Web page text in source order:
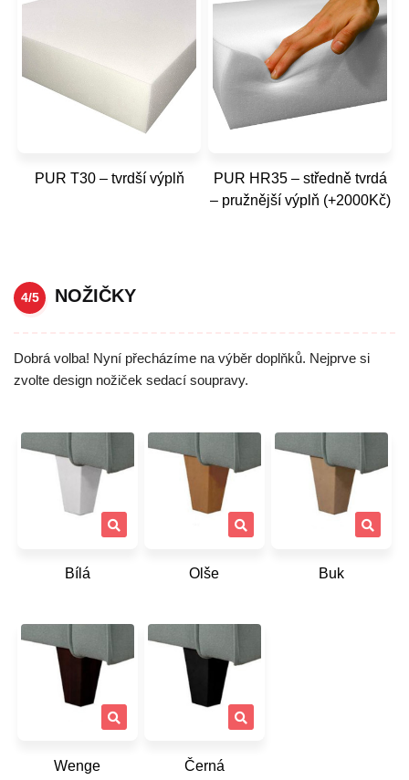
PUR T30 – tvrdší výplň
PUR HR35 – středně tvrdá
– pružnější výplň (+2000Kč)
4/5 NOŽIČKY
Dobrá volba! Nyní přecházíme na výběr doplňků. Nejprve si
zvolte design nožiček sedací soupravy.
Bílá Olše Buk
Wenge Černá